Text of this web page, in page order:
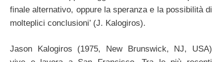
finale alternativo, oppure la speranza e la possibilità di
molteplici conclusioni’ (J. Kalogiros).
Jason Kalogiros (1975, New Brunswick, NJ, USA)